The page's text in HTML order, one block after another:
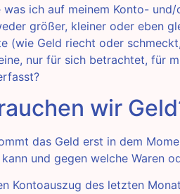
ich auf meinem Konto-
größer, kleiner oder eben
(wie Geld riecht oder
nur für sich betrachtet, für
wir
das Geld erst in dem
und gegen welche Waren
Kontoauszug des letzten